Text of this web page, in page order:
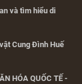
và tìm hiểu di
Cung Đình Huế
HÓA QUỐC TẾ -